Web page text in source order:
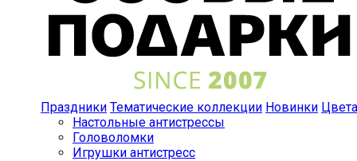
Праздники Тематические коллекции Новинки Цвета
Настольные антистрессы
Головоломки
Игрушки антистресс